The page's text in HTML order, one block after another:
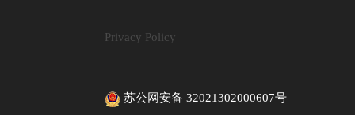
Privacy Policy
苏公网安备 32021302000607号